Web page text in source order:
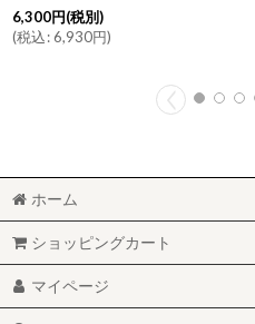
6,300円(税別)
(税込:6,930円)
ホーム
ショッピングカート
マイページ